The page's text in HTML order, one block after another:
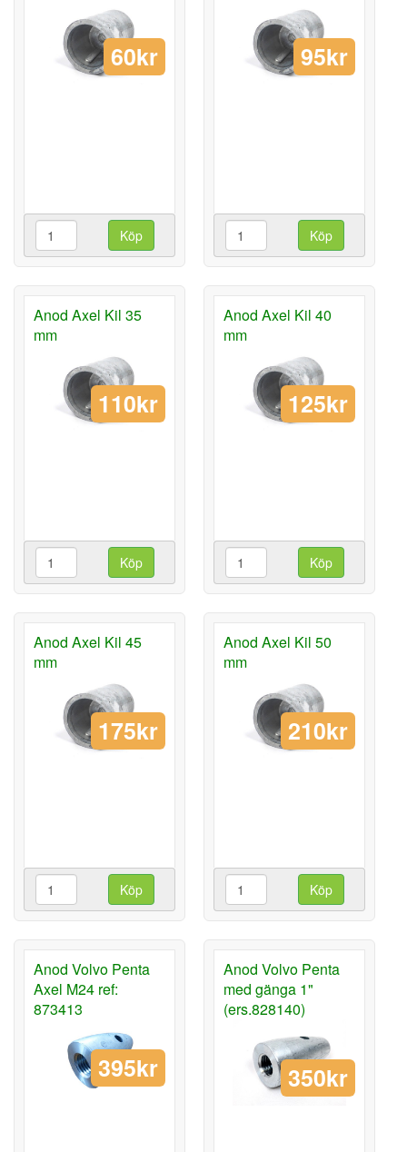
60kr
Köp
95kr
Köp
Anod Axel Kil 35
mm
110kr
Köp
Anod Axel Kil 40
mm
125kr
Köp
Anod Axel Kil 45
mm
175kr
Köp
Anod Axel Kil 50
mm
210kr
Köp
Anod Volvo Penta
Axel M24 ref:
873413
395kr
Anod Volvo Penta
med gänga 1"
(ers.828140)
350kr